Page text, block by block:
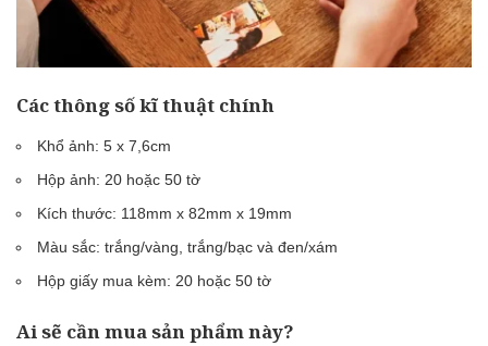
Các thông số kĩ thuật chính
Khổ ảnh: 5 x 7,6cm
Hộp ảnh: 20 hoặc 50 tờ
Kích thước: 118mm x 82mm x 19mm
Màu sắc: trắng/vàng, trắng/bạc và đen/xám
Hộp giấy mua kèm: 20 hoặc 50 tờ
Ai sẽ cần mua sản phẩm này?